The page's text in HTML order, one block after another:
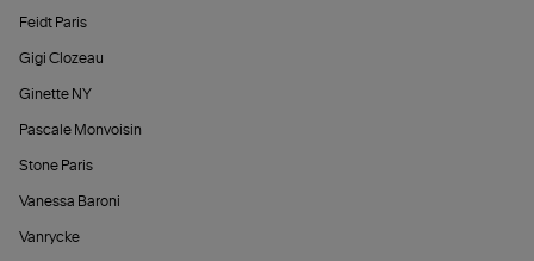
Feidt Paris
Gigi Clozeau
Ginette NY
Pascale Monvoisin
Stone Paris
Vanessa Baroni
Vanrycke